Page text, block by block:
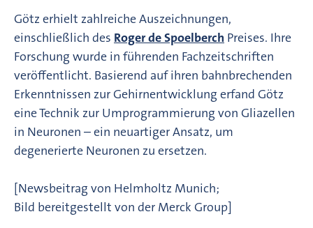
Götz erhielt zahlreiche Auszeichnungen,
einschließlich des Roger de Spoelberch Preises. Ihre
Forschung wurde in führenden Fachzeitschriften
veröffentlicht. Basierend auf ihren bahnbrechenden
Erkenntnissen zur Gehirnentwicklung erfand Götz
eine Technik zur Umprogrammierung von Gliazellen
in Neuronen – ein neuartiger Ansatz, um
degenerierte Neuronen zu ersetzen.
[Newsbeitrag von Helmholtz Munich;
Bild bereitgestellt von der Merck Group]